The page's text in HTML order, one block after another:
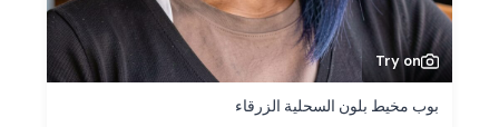
Try on
بوب مخيط بلون السحلية الزرقاء